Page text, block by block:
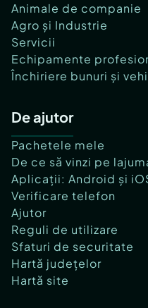
Animale de companie
Agro și Industrie
Servicii
Echipamente
Închiriere bunuri și
De ajutor
Pachetele mele
De ce să vinzi pe
Aplicații: Android și
Verificare telefon
Ajutor
Reguli de utilizare
Sfaturi de securitate
Hartă județelor
Hartă site